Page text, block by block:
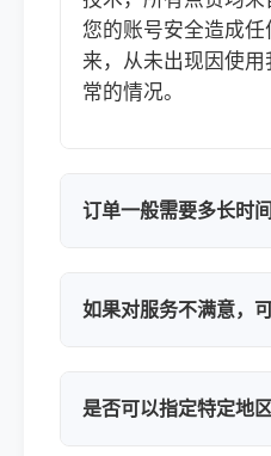
您的账号安全造成
来，从未出现因使
常的情况。
订单一般需要多长时间
如果对服务不满意，
是否可以指定特定地